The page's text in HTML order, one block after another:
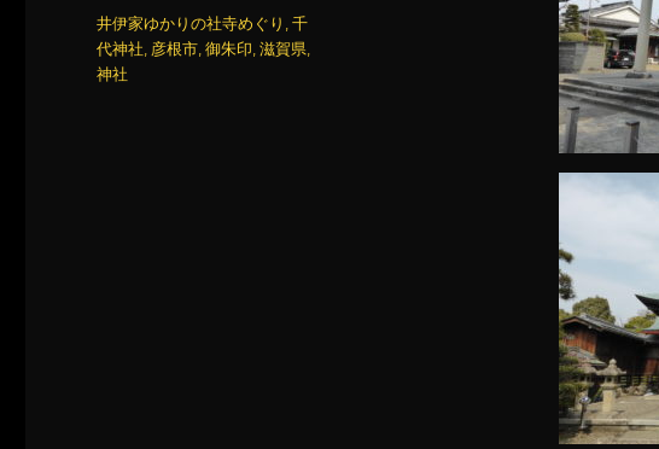
ゴ
リ
ー
タ
グ
井伊家ゆかりの社寺めぐり ,千
代神社 彦根市 ,御朱印 ,滋賀県
神社